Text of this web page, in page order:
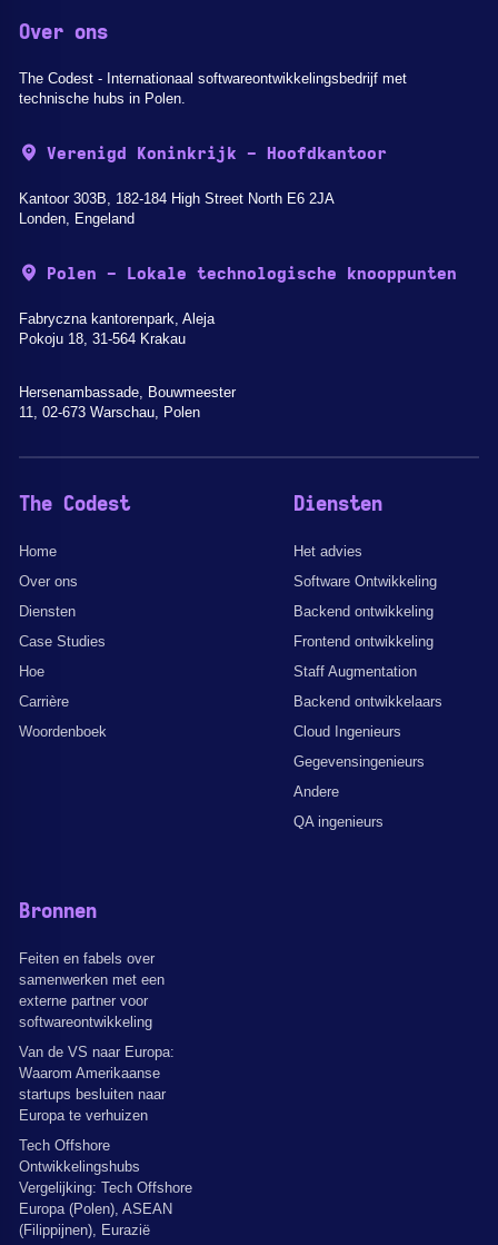
Over ons
The Codest - Internationaal softwareontwikkelingsbedrijf met
technische hubs in Polen.
Verenigd Koninkrijk - Hoofdkantoor
Kantoor 303B, 182-184 High Street North E6 2JA
Londen, Engeland
Polen - Lokale technologische knooppunten
Fabryczna kantorenpark, Aleja
Pokoju 18, 31-564 Krakau
Hersenambassade, Bouwmeester
11, 02-673 Warschau, Polen
The Codest
Home
Over ons
Diensten
Case Studies
Hoe
Carrière
Woordenboek
Diensten
Het advies
Software Ontwikkeling
Backend ontwikkeling
Frontend ontwikkeling
Staff Augmentation
Backend ontwikkelaars
Cloud Ingenieurs
Gegevensingenieurs
Andere
QA ingenieurs
Bronnen
Feiten en fabels over
samenwerken met een
externe partner voor
softwareontwikkeling
Van de VS naar Europa:
Waarom Amerikaanse
startups besluiten naar
Europa te verhuizen
Tech Offshore
Ontwikkelingshubs
Vergelijking: Tech Offshore
Europa (Polen), ASEAN
(Filippijnen), Eurazië